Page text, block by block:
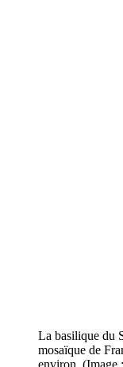
La basilique du
mosaïque de